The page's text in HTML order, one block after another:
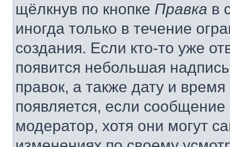
щёлкнув по кнопке Правка в
иногда только в течение
создания. Если кто-то уже
появится небольшая
правок, а также дату и
появляется, если
модератор, хотя они могут